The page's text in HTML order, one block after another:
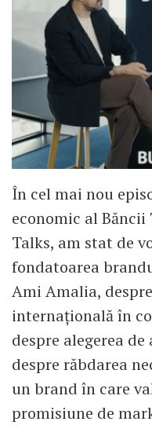
În cel mai nou
economic al Băncii
Talks, am stat de
fondatoarea
Ami Amalia,
internațională în
despre alegerea
despre răbdarea
un brand în care
promisiune de